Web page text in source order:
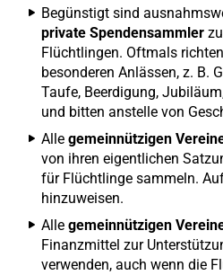
Begünstigt sind
private Spendensammler
Flüchtlingen. Oftmals
besonderen Anlässen, z. B.
Taufe, Beerdigung,
und bitten anstelle von
Alle gemeinnützigen
von ihren eigentlichen
für Flüchtlinge sammeln.
hinzuweisen.
Alle gemeinnützigen
Finanzmittel zur
verwenden, auch wenn die